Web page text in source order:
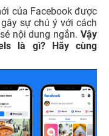
của Facebook được
sự chú ý với cách
nội dung ngắn. Vậy
là gì? Hãy cùng